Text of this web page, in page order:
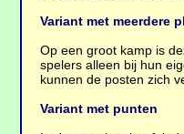
Variant met meerdere
Op een groot kamp is
spelers alleen bij hun
kunnen de posten zich
Variant met punten